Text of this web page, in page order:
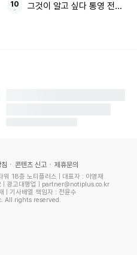
령 그것이 알고 싶다 통영 전원주
콘텐츠 신고 제휴문의
워 18층 노티플러스 | 대표자 : 이영재
광고대행업 | partner@notiplus.co.kr
| 기사배열 책임자 : 전윤수
All rights reserved.